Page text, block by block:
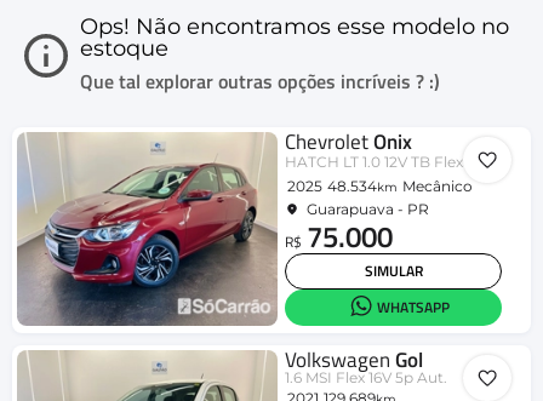
Ops! Não encontramos esse modelo no
estoque
Que tal explorar outras opções incríveis ? :)
ChevroletOnix
HATCH LT 1.0 12V TB Flex 5p Mec.
2025 48.534km Mecânico
Guarapuava - PR
R$ 75.000
SIMULAR
WHATSAPP
VolkswagenGol
1.6 MSI Flex 16V 5p Aut.